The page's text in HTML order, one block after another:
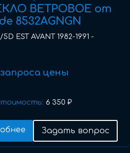
ВЕТРОВОЕ от
8532AGNGN
EST AVANT 1982-1991 -
цены
6 350 ₽
Задать вопрос